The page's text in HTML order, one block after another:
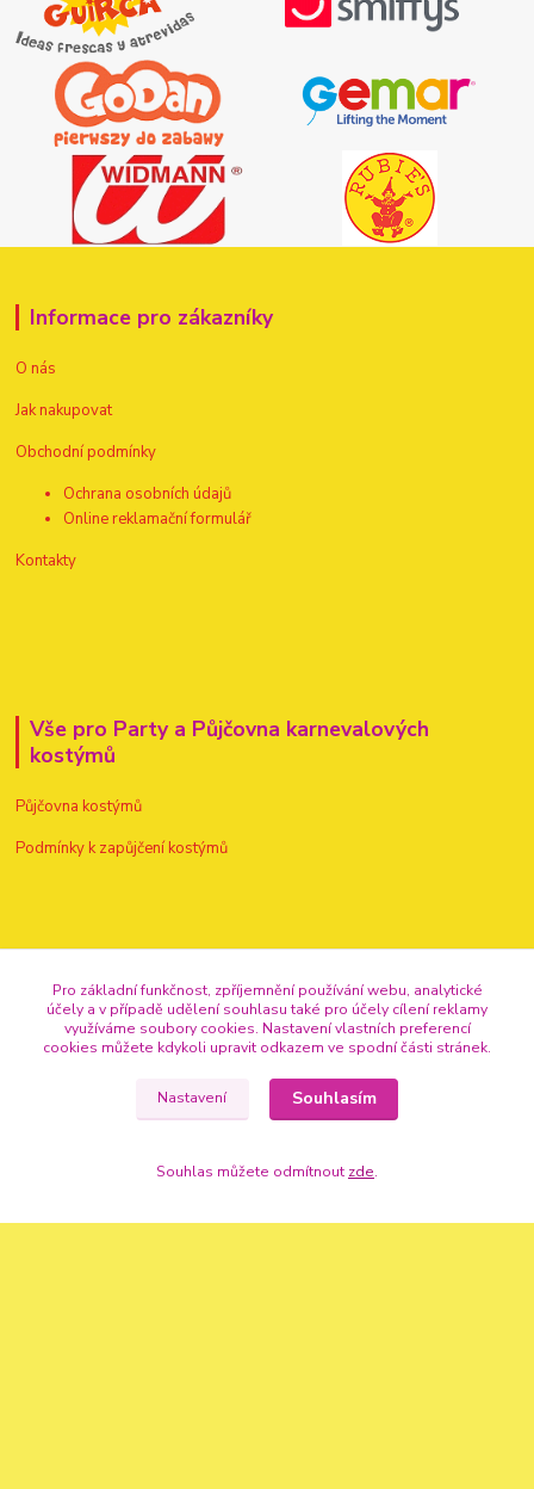
Informace pro zákazníky
O nás
Jak nakupovat
Obchodní podmínky
Ochrana osobních údajů
Online reklamační formulář
Kontakty
Vše pro Party a Půjčovna karnevalových
kostýmů
Půjčovna kostýmů
Podmínky k zapůjčení kostýmů
Pro základní funkčnost, zpříjemnění používání webu, analytické
účely a v případě udělení souhlasu také pro účely cílení reklamy
využíváme soubory cookies. Nastavení vlastních preferencí
cookies můžete kdykoli upravit odkazem ve spodní části stránek.
Nastavení Souhlasím
Souhlas můžete odmítnout zde.